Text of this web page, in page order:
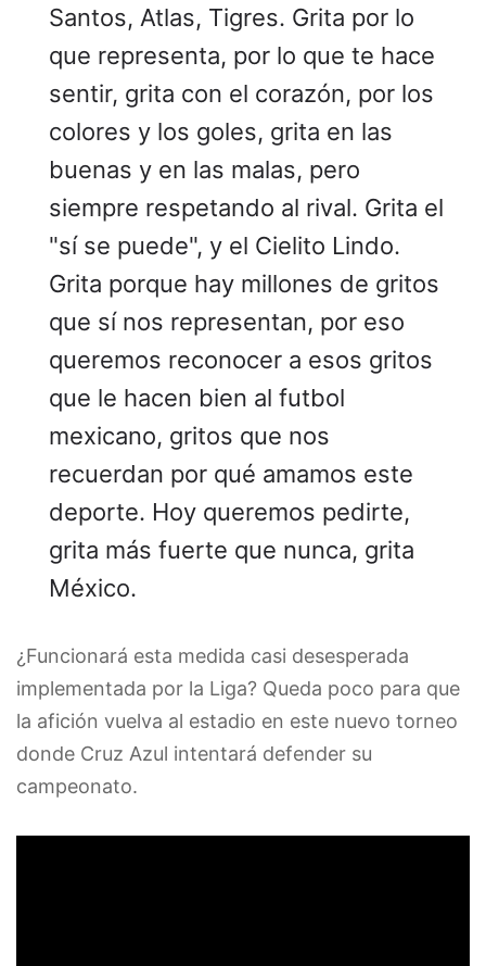
Santos, Atlas, Tigres. Grita por lo
que representa, por lo que te hace
sentir, grita con el corazón, por los
colores y los goles, grita en las
buenas y en las malas, pero
siempre respetando al rival. Grita el
"sí se puede", y el Cielito Lindo.
Grita porque hay millones de gritos
que sí nos representan, por eso
queremos reconocer a esos gritos
que le hacen bien al futbol
mexicano, gritos que nos
recuerdan por qué amamos este
deporte. Hoy queremos pedirte,
grita más fuerte que nunca, grita
México.
¿Funcionará esta medida casi desesperada
implementada por la Liga? Queda poco para que
la afición vuelva al estadio en este nuevo torneo
donde Cruz Azul intentará defender su
campeonato.